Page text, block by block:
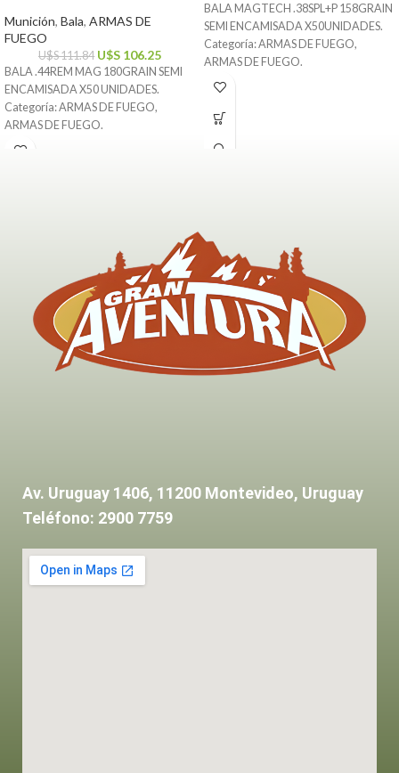
Munición, Bala, ARMAS DE
FUEGO
U$S111.84 U$S 106.25
BALA .44REM MAG 180GRAIN SEMI
ENCAMISADA X50 UNIDADES.
Categoría: ARMAS DE FUEGO,
ARMAS DE FUEGO.
BALA MAGTECH .38SPL+P 158GRAIN
SEMI ENCAMISADA X50UNIDADES.
Categoría: ARMAS DE FUEGO,
ARMAS DE FUEGO.
Av. Uruguay 1406, 11200 Montevideo, Uruguay
Teléfono: 2900 7759